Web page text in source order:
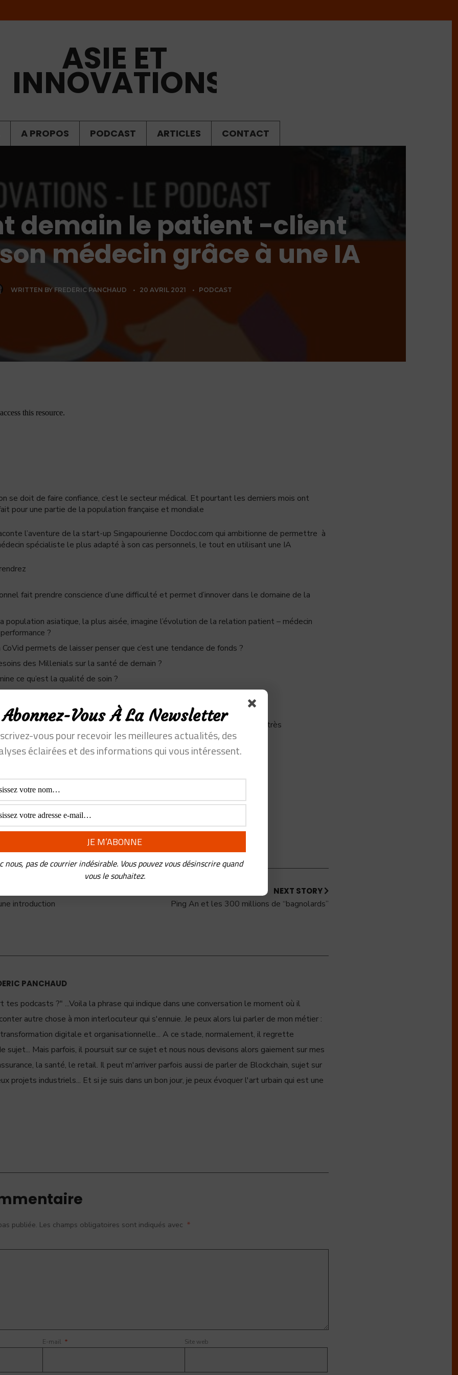
ASIE ET
INNOVATIONS
A PROPOS PODCAST ARTICLES CONTACT
demain le patient -client
médecin grâce à une IA
WRITTEN BYFREDERIC PANCHAUD • 20 AVRIL 2021 • PODCAST
se doit de faire confiance, c’est le secteur médical. Et pourtant les derniers mois ont
pour une partie de la population française et mondiale
l’aventure de la start-up Singapourienne Docdoc.com qui ambitionne de permettre à
spécialiste le plus adapté à son cas personnels, le tout en utilisant une IA
fait prendre conscience d’une difficulté et permet d’innover dans le domaine de la
population asiatique, la plus aisée, imagine l’évolution de la relation patient – médecin
?
permets de laisser penser que c’est une tendance de fonds ?
des Millenials sur la santé de demain ?
ce qu’est la qualité de soin ?
ils de se faire auditer ?
le process de sélection de votre médecin ?
original de DocDoc ? Et qui sont les payeurs, qui offrent une vision très
des données de pratiques médicales ?
à la newsletter d’asieinnovations.fr
introduction
NEXT STORY
Ping An et les 300 millions de “bagnolards”
PANCHAUD
tes podcasts ?" ...Voila la phrase qui indique dans une conversation le moment où il
autre chose à mon interlocuteur qui s'ennuie. Je peux alors lui parler de mon métier :
digitale et organisationnelle... A ce stade, normalement, il regrette
sujet... Mais parfois, il poursuit sur ce sujet et nous nous devisons alors gaiement sur mes
la santé, le retail. Il peut m'arriver parfois aussi de parler de Blockchain, sujet sur
projets industriels... Et si je suis dans un bon jour, je peux évoquer l'art urbain qui est une
publiée. Les champs obligatoires sont indiqués avec *
E-mail * Site web
Abonnez-Vous À La Newsletter
vous pour recevoir les meilleures actualités, des
éclairées et des informations qui vous intéressent.
nous, pas de courrier indésirable. Vous pouvez vous désinscrire quand
vous le souhaitez.